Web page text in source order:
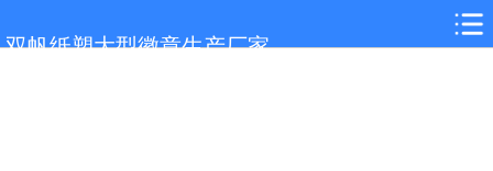
双帆纸塑大型徽章生产厂家
网站首页